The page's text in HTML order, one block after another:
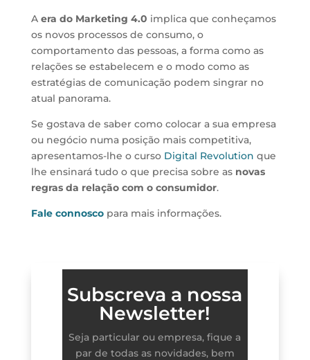
A era do Marketing 4.0 implica que conheçamos
os novos processos de consumo, o
comportamento das pessoas, a forma como as
relações se estabelecem e o modo como as
estratégias de comunicação podem singrar no
atual panorama.
Se gostava de saber como colocar a sua empresa
ou negócio numa posição mais competitiva,
apresentamos-lhe o curso Digital Revolution que
lhe ensinará tudo o que precisa sobre as novas
regras da relação com o consumidor.
Fale connoscopara mais informações.
Subscreva a nossa
Newsletter!
Seja particular ou empresa, fique a
par de todas as novidades, bem